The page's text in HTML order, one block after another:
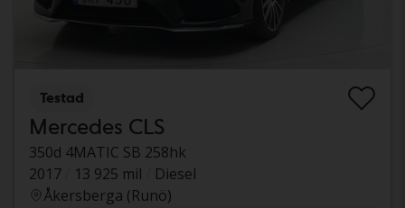
Testad
Mercedes CLS
350d 4MATIC SB 258hk
2017
13 925 mil
Diesel
Åkersberga (Runö)